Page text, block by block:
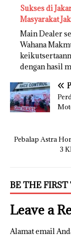
Sukses di
Masyarakat
Main Dealer
Wahana
dengan hasil
Pebalap Astra
3
BE THE
Leave a
Alamat email